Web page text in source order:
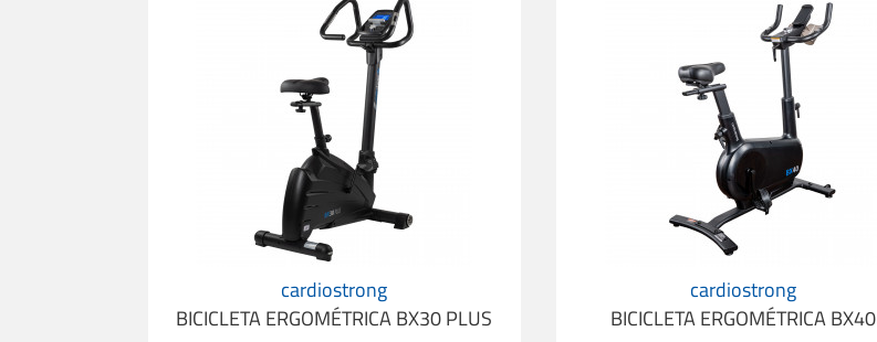
cardiostrong
BICICLETA ERGOMÉTRICA BX30 PLUS
cardiostrong
BICICLETA ERGOMÉTRICA BX40